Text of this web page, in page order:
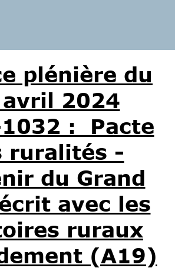
plénière du
2024
1032 : Pacte
ruralités -
du Grand
avec les
ruraux
(A19)